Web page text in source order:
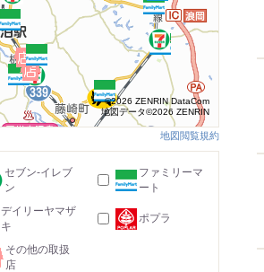
©2026 ZENRIN DataCom
地図データ©2026 ZENRIN
地図閲覧規約
セブン-イレブ
ン
ファミリーマ
ート
デイリーヤマザ
キ
ポプラ
その他の取扱
店